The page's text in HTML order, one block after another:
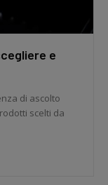
e
di ascolto
scelti da